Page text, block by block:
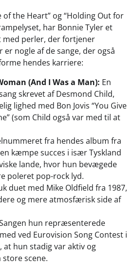
of the Heart” og “Holding Out for
har Bonnie Tyler et
med perler, der fortjener
nogle af de sange, der også
hendes karriere:
(And I Was a Man): En
skrevet af Desmond Child,
lighed med Bon Jovis “You Give
(som Child også var med til at
fra hendes album fra
kæmpe succes i især Tyskland
lande, hvor hun bevægede
poleret pop-rock lyd.
duet med Mike Oldfield fra 1987,
og mere atmosfærisk side af
hun repræsenterede
ved Eurovision Song Contest i
at hun stadig var aktiv og
scene.